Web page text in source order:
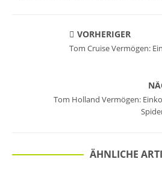
VORHERIGER
Tom Cruise Vermögen:
Tom Holland Vermögen:
ÄHNLICHE